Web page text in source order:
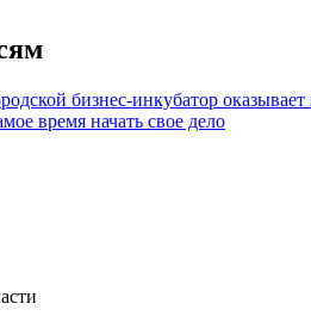
бизнес-инкубатор
время начать свое дело